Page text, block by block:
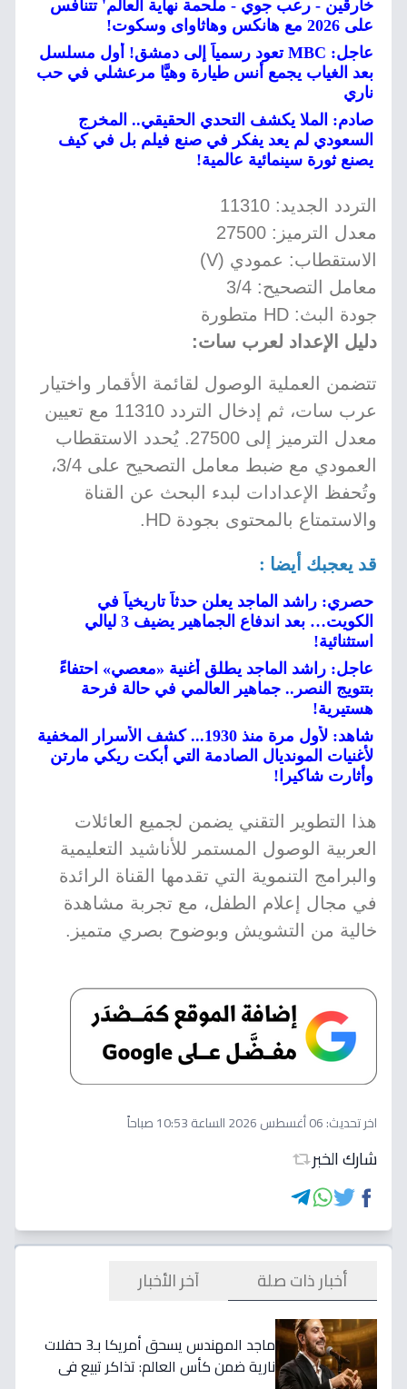
خارقين - رعب جوي - ملحمة نهاية العالم' تتنافس
على 2026 مع هانكس وهاثاواى وسكوت!
عاجل: MBC تعود رسمياً إلى دمشق! أول مسلسل
بعد الغياب يجمع أنس طيارة وهيَّا مرعشلي في حب
ناري
صادم: الملا يكشف التحدي الحقيقي.. المخرج
السعودي لم يعد يفكر في صنع فيلم بل في كيف
يصنع ثورة سينمائية عالمية!
التردد الجديد: 11310
معدل الترميز: 27500
الاستقطاب: عمودي (V)
معامل التصحيح: 3/4
جودة البث: HD متطورة
دليل الإعداد لعرب سات:
تتضمن العملية الوصول لقائمة الأقمار واختيار
عرب سات، ثم إدخال التردد 11310 مع تعيين
معدل الترميز إلى 27500. يُحدد الاستقطاب
العمودي مع ضبط معامل التصحيح على 3/4،
وتُحفظ الإعدادات لبدء البحث عن القناة
والاستمتاع بالمحتوى بجودة HD.
قد يعجبك أيضا :
حصري: راشد الماجد يعلن حدثاً تاريخياً في
الكويت… بعد اندفاع الجماهير يضيف 3 ليالي
استثنائية!
عاجل: راشد الماجد يطلق أغنية «معصي» احتفاءً
بتتويج النصر.. جماهير العالمي في حالة فرحة
هستيرية!
شاهد: لأول مرة منذ 1930... كشف الأسرار المخفية
لأغنيات المونديال الصادمة التي أبكت ريكي مارتن
وأثارت شاكيرا!
هذا التطوير التقني يضمن لجميع العائلات
العربية الوصول المستمر للأناشيد التعليمية
والبرامج التنموية التي تقدمها القناة الرائدة
في مجال إعلام الطفل، مع تجربة مشاهدة
خالية من التشويش وبوضوح بصري متميز.
اخر تحديث:06 أغسطس 2026 الساعة 10:53 صباحاً
شارك الخبر
أخبار ذات صلة آخر الأخبار
ماجد المهندس يسحق أمريكا بـ3 حفلات
نارية ضمن كأس العالم: تذاكر تبيع في